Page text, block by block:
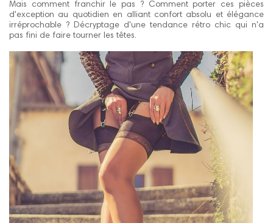
Mais comment franchir le pas ? Comment porter ces pièces
d'exception au quotidien en alliant confort absolu et élégance
irréprochable ? Décryptage d'une tendance rétro chic qui n'a
pas fini de faire tourner les têtes.